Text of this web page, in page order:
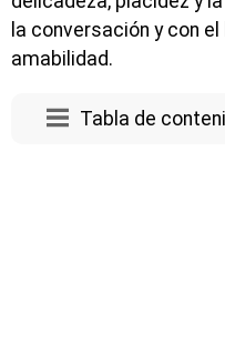
la conversación y con
amabilidad.
Tabla de